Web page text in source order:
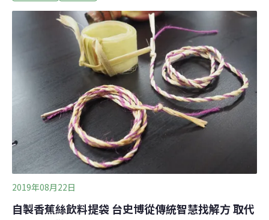
億年，你會害怕吃香蕉嗎？半衰期根本是假議題。」其實
你們的香蕉論才是假議題。每次要認真討論核廢料怎麼處
置，過去的處置技術與程序有什麼問題、如何改進，部份
支持核電的團體與人士就會不斷的跳針香蕉香蕉香蕉，身
為愛吃香蕉的人真的很難吞忍下去。除了拿出早就被證明
不可行的核廢再處理之外來唬人，必定會拿香蕉的謬論來
混淆視聽，以為台灣人都毫無科普知識、也不會去查證找
資料嗎？香蕉中的「鉀-40」是來自鉀離子的天然放射性核
種，在所有人體內都有，而人類
2019年08月22日
自製香蕉絲飲料提袋 台史博從傳統智慧找解方 取代